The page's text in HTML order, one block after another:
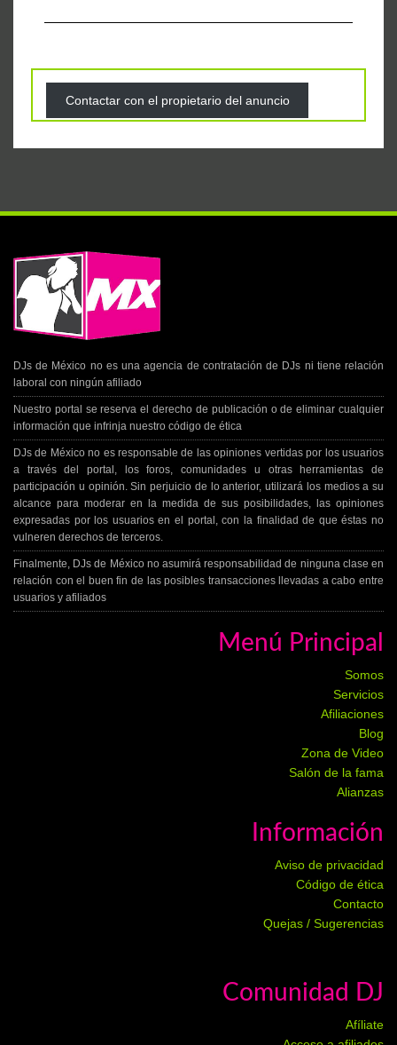
Contactar con el propietario del anuncio
DJs de México no es una agencia de contratación de DJs ni tiene relación
laboral con ningún afiliado
Nuestro portal se reserva el derecho de publicación o de eliminar cualquier
información que infrinja nuestro código de ética
DJs de México no es responsable de las opiniones vertidas por los usuarios
a través del portal, los foros, comunidades u otras herramientas de
participación u opinión. Sin perjuicio de lo anterior, utilizará los medios a su
alcance para moderar en la medida de sus posibilidades, las opiniones
expresadas por los usuarios en el portal, con la finalidad de que éstas no
vulneren derechos de terceros.
Finalmente, DJs de México no asumirá responsabilidad de ninguna clase en
relación con el buen fin de las posibles transacciones llevadas a cabo entre
usuarios y afiliados
Menú Principal
Somos
Servicios
Afiliaciones
Blog
Zona de Video
Salón de la fama
Alianzas
Información
Aviso de privacidad
Código de ética
Contacto
Quejas / Sugerencias
Comunidad DJ
Afíliate